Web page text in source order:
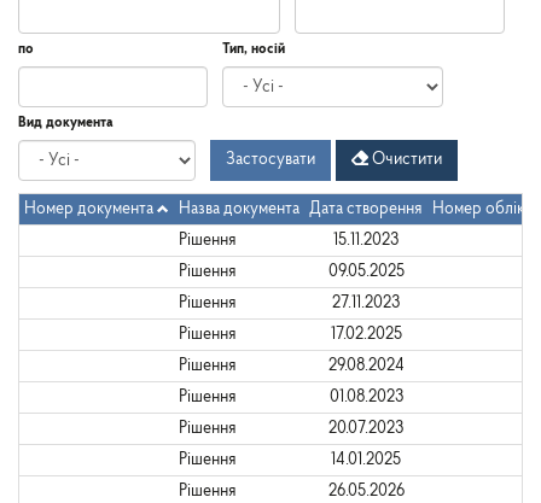
з
надходження
-
по
Дата
по
Тип, носій
Вид документа
Застосувати Очистити
Номер документа Назва документа Дата створення
Номер
Рішення
15.11.2023
Рішення
09.05.2025
Рішення
27.11.2023
Рішення
17.02.2025
Рішення
29.08.2024
Рішення
01.08.2023
Рішення
20.07.2023
Рішення
14.01.2025
Рішення
26.05.2026